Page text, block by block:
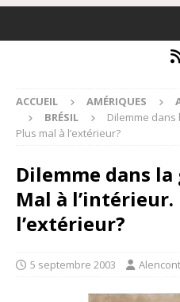
ACCUEIL AMÉRIQUES
BRÉSIL
Dilemme dans
Plus mal à l’extérieur?
Dilemme dans la
Mal à l’intérieur.
l’extérieur?
5 septembre 2003